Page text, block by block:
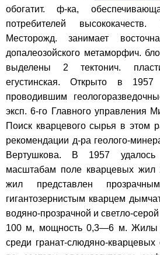
обогатит. ф-ка,
потребителей высококачеств.
Месторожд. занимает
допалеозойского метаморфич.
выделены 2 тектонич.
егустинская. Открыто в
проводившим
эксп. 6-го Главного управления
Поиск кварцевого сырья в этом
рекомендации д-ра геолого-
Вертушкова. В 1957
масштабам поле кварцевых
жил представлен
гигантозернистым кварцем
водяно-прозрачной и светло-
100 м, мощность 0,3—6 м. Жилы
среди гранат-слюдяно-